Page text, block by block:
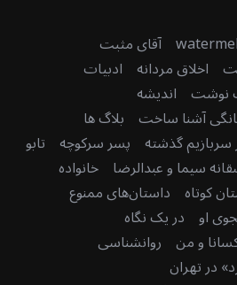
آقای مثبت
اخلاق مردانه ادبیات
نوشت اندیشه
آشنا ساخت بلاگ ها
گذشته پسر سرکوچه تابو
سیما و عبدالرضا خانواده
کوتاه داستان‌های ممنوع
او در یک نگاه
و من روانشناسی
در تهران